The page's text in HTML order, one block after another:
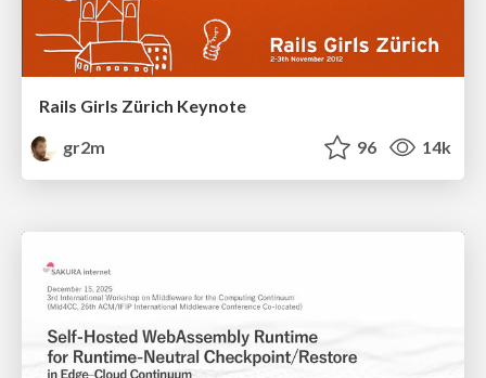
Rails Girls Zürich Keynote
gr2m
96 14k